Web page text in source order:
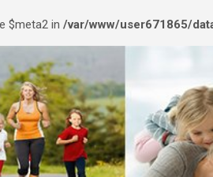
$meta2 in /var/www/user671865/